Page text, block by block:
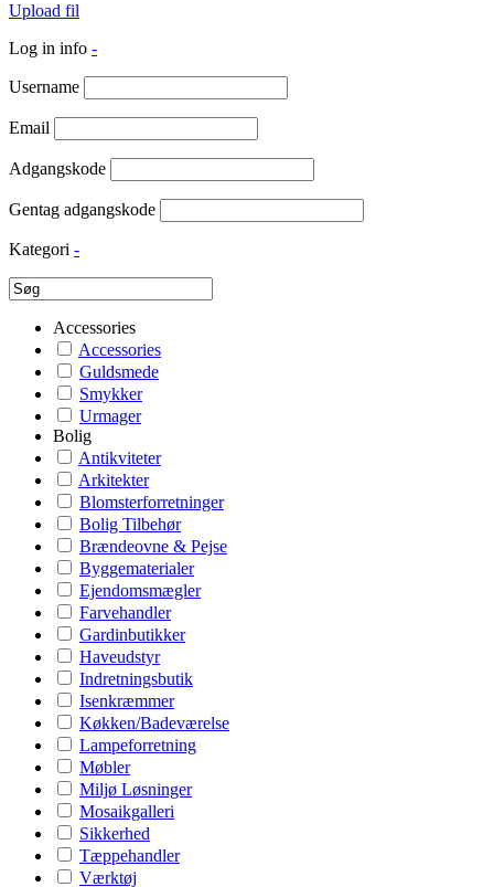
Upload fil
Log in info -
Username
Email
Adgangskode
Gentag adgangskode
Kategori -
Accessories
Accessories
Guldsmede
Smykker
Urmager
Bolig
Antikviteter
Arkitekter
Blomsterforretninger
Bolig Tilbehør
Brændeovne & Pejse
Byggematerialer
Ejendomsmægler
Farvehandler
Gardinbutikker
Haveudstyr
Indretningsbutik
Isenkræmmer
Køkken/Badeværelse
Lampeforretning
Møbler
Miljø Løsninger
Mosaikgalleri
Sikkerhed
Tæppehandler
Værktøj